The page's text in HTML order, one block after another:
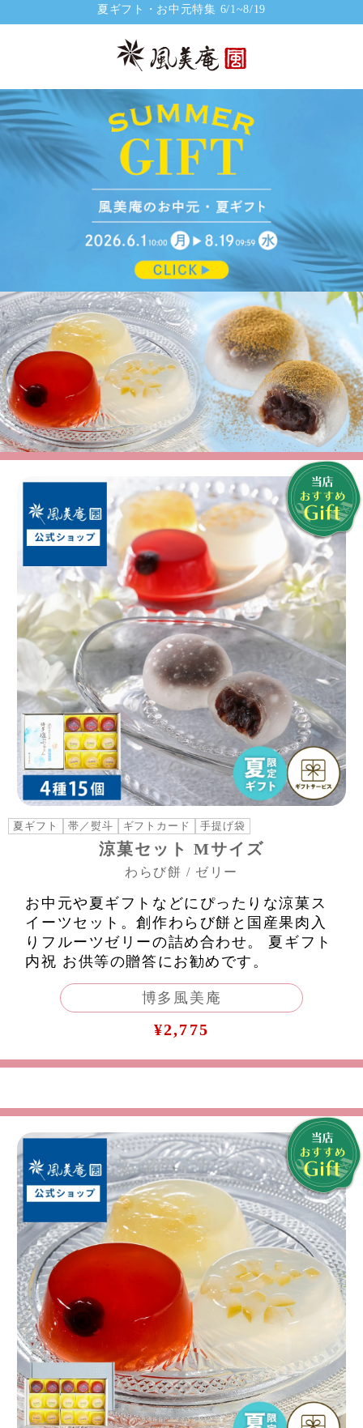
夏ギフト・お中元特集 6/1~8/19
夏ギフト 帯／熨斗 ギフトカード 手提げ袋
涼菓セット Mサイズ
わらび餅 / ゼリー
お中元や夏ギフトなどにぴったりな涼菓ス
イーツセット。創作わらび餅と国産果肉入
りフルーツゼリーの詰め合わせ。 夏ギフト
内祝 お供等の贈答にお勧めです。
博多風美庵
¥2,775